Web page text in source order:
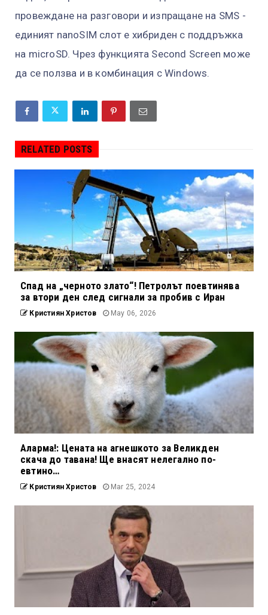
провеждане на разговори и изпращане на SMS -
единият nanoSIM слот е хибриден с поддръжка
на microSD. Чрез функцията Second Screen може
да се ползва и в комбинация с Windows.
RELATED POSTS
Спад на „черното злато“! Петролът поевтинява
за втори ден след сигнали за пробив с Иран
Кристиян Христов May 06, 2026
Аларма!: Цената на агнешкото за Великден
скача до тавана! Ще внасят нелегално по-
евтино…
Кристиян Христов Mar 25, 2024